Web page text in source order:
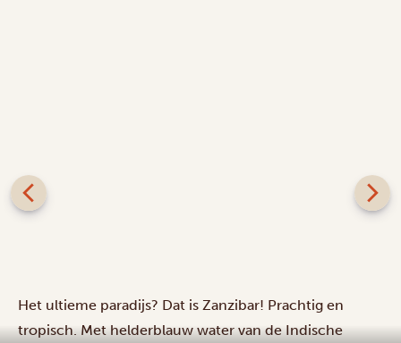
Het ultieme paradijs? Dat is Zanzibar! Prachtig en
tropisch. Met helderblauw water van de Indische